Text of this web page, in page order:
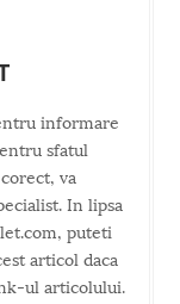
informare
sfatul
va
In lipsa
puteti
articol daca
ul articolului.